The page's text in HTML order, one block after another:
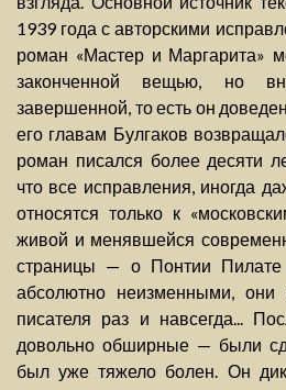
1939 года с авторскими
роман «Мастер и Маргарита»
законченной вещью, но
завершенной, то есть он
его главам Булгаков
роман писался более десяти
что все исправления, иногда
относятся только к
живой и менявшейся
страницы — о Понтии
абсолютно неизменными, они
писателя раз и навсегда...
довольно обширные — были
был уже тяжело болен. Он